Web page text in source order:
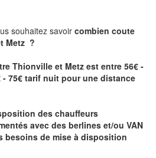
souhaitez savoir combien coute
Metz ?
Thionville et Metz est entre 56€ -
- 75€ tarif nuit pour une distance
des chauffeurs
avec des berlines et/ou VAN
besoins de mise à disposition